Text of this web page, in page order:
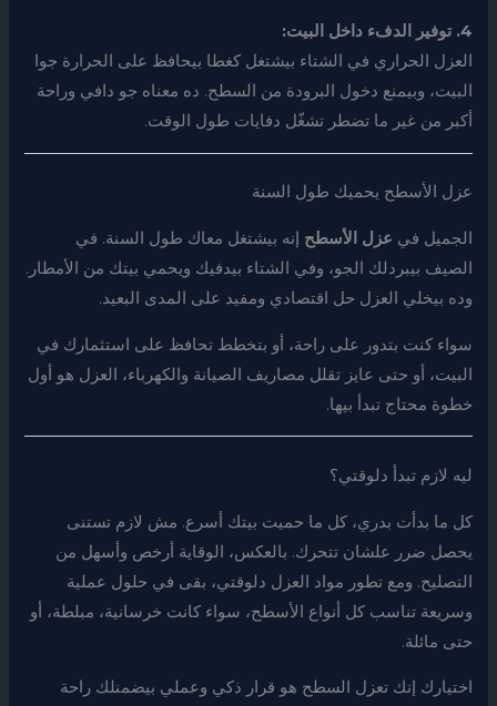
4. توفير الدفء داخل البيت:
العزل الحراري في الشتاء بيشتغل كغطا بيحافظ على الحرارة جوا
البيت، وبيمنع دخول البرودة من السطح. ده معناه جو دافي وراحة
أكبر من غير ما تضطر تشغّل دفايات طول الوقت.
عزل الأسطح يحميك طول السنة
الجميل في عزل الأسطح إنه بيشتغل معاك طول السنة. في
الصيف بيبردلك الجو، وفي الشتاء بيدفيك ويحمي بيتك من الأمطار.
وده بيخلي العزل حل اقتصادي ومفيد على المدى البعيد.
سواء كنت بتدور على راحة، أو بتخطط تحافظ على استثمارك في
البيت، أو حتى عايز تقلل مصاريف الصيانة والكهرباء، العزل هو أول
خطوة محتاج تبدأ بيها.
ليه لازم تبدأ دلوقتي؟
كل ما بدأت بدري، كل ما حميت بيتك أسرع. مش لازم تستنى
يحصل ضرر علشان تتحرك. بالعكس، الوقاية أرخص وأسهل من
التصليح. ومع تطور مواد العزل دلوقتي، بقى في حلول عملية
وسريعة تناسب كل أنواع الأسطح، سواء كانت خرسانية، مبلطة، أو
حتى مائلة.
اختيارك إنك تعزل السطح هو قرار ذكي وعملي بيضمنلك راحة